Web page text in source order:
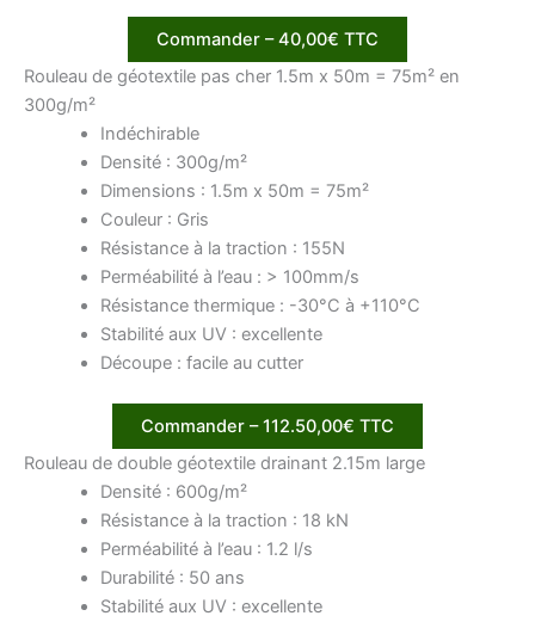
Commander – 40,00€ TTC
Rouleau de géotextile pas cher 1.5m x 50m = 75m² en
300g/m²
Indéchirable
Densité : 300g/m²
Dimensions : 1.5m x 50m = 75m²
Couleur : Gris
Résistance à la traction : 155N
Perméabilité à l’eau : > 100mm/s
Résistance thermique : -30°C à +110°C
Stabilité aux UV : excellente
Découpe : facile au cutter
Commander – 112.50,00€ TTC
Rouleau de double géotextile drainant 2.15m large
Densité : 600g/m²
Résistance à la traction : 18 kN
Perméabilité à l’eau : 1.2 l/s
Durabilité : 50 ans
Stabilité aux UV : excellente